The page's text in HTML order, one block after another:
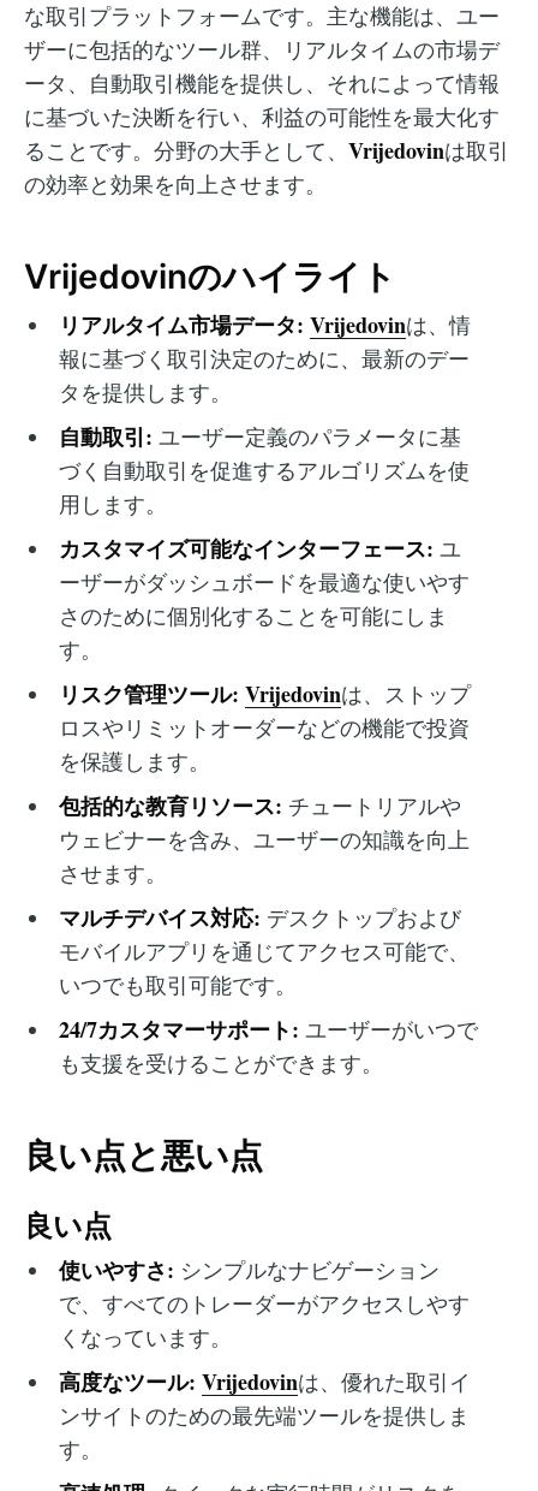
な取引プラットフォームです。主な機能は、ユー
ザーに包括的なツール群、リアルタイムの市場デ
ータ、自動取引機能を提供し、それによって情報
に基づいた決断を行い、利益の可能性を最大化す
ることです。分野の大手として、 Vrijedovinは取引
の効率と効果を向上させます。
Vrijedovinのハイライト
リアルタイム市場データ: Vrijedovinは、情
報に基づく取引決定のために、最新のデー
タを提供します。
自動取引: ユーザー定義のパラメータに基
づく自動取引を促進するアルゴリズムを使
用します。
カスタマイズ可能なインターフェース: ユ
ーザーがダッシュボードを最適な使いやす
さのために個別化することを可能にしま
す。
リスク管理ツール: Vrijedovinは、ストップ
ロスやリミットオーダーなどの機能で投資
を保護します。
包括的な教育リソース: チュートリアルや
ウェビナーを含み、ユーザーの知識を向上
させます。
マルチデバイス対応: デスクトップおよび
モバイルアプリを通じてアクセス可能で、
いつでも取引可能です。
24/7カスタマーサポート: ユーザーがいつで
も支援を受けることができます。
良い点と悪い点
良い点
使いやすさ: シンプルなナビゲーション
で、すべてのトレーダーがアクセスしやす
くなっています。
高度なツール: Vrijedovinは、優れた取引イ
ンサイトのための最先端ツールを提供しま
す。